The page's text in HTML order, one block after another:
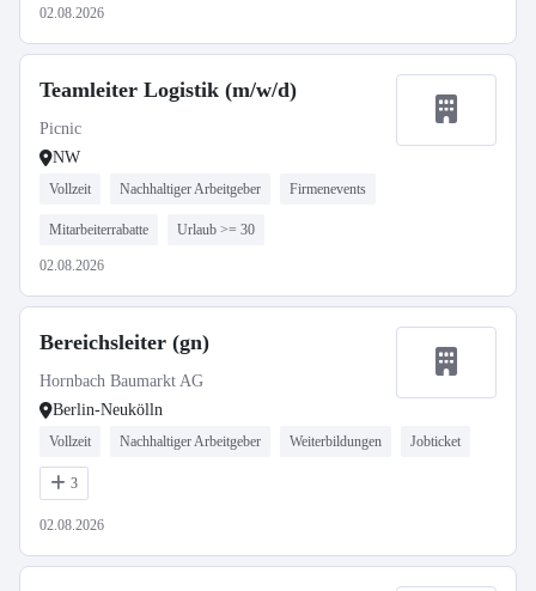
02.08.2026
Teamleiter Logistik (m/w/d)
Picnic
NW
Vollzeit Nachhaltiger Arbeitgeber Firmenevents
Mitarbeiterrabatte Urlaub >= 30
02.08.2026
Bereichsleiter (gn)
Hornbach Baumarkt AG
Berlin-Neukölln
Vollzeit Nachhaltiger Arbeitgeber Weiterbildungen Jobticket
3
02.08.2026